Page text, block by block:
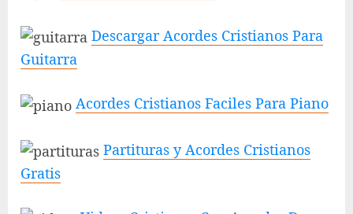
Descargar Acordes Cristianos Para
Guitarra
Acordes Cristianos Faciles Para Piano
Partituras y Acordes Cristianos
Gratis